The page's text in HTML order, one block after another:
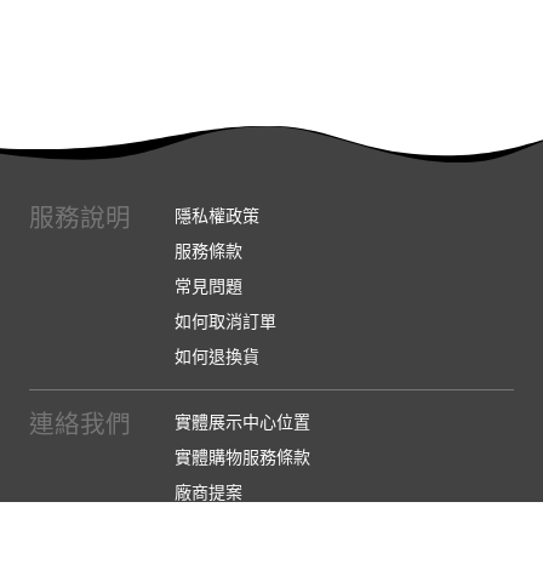
服務說明
隱私權政策
服務條款
常見問題
如何取消訂單
如何退換貨
連絡我們
實體展示中心位置
實體購物服務條款
廠商提案